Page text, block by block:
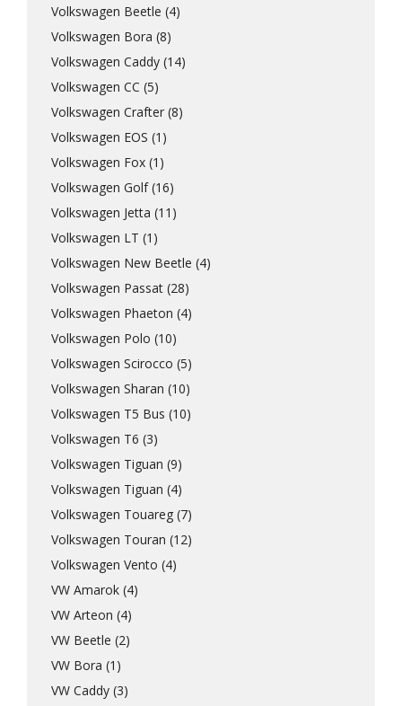
Volkswagen Beetle (4)
Volkswagen Bora (8)
Volkswagen Caddy (14)
Volkswagen CC (5)
Volkswagen Crafter (8)
Volkswagen EOS (1)
Volkswagen Fox (1)
Volkswagen Golf (16)
Volkswagen Jetta (11)
Volkswagen LT (1)
Volkswagen New Beetle (4)
Volkswagen Passat (28)
Volkswagen Phaeton (4)
Volkswagen Polo (10)
Volkswagen Scirocco (5)
Volkswagen Sharan (10)
Volkswagen T5 Bus (10)
Volkswagen T6 (3)
Volkswagen Tiguan (9)
Volkswagen Tiguan (4)
Volkswagen Touareg (7)
Volkswagen Touran (12)
Volkswagen Vento (4)
VW Amarok (4)
VW Arteon (4)
VW Beetle (2)
VW Bora (1)
VW Caddy (3)